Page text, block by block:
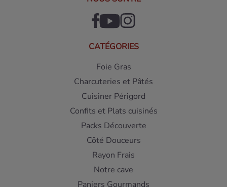
CATÉGORIES
Foie Gras
Charcuteries et Pâtés
Cuisiner Périgord
Confits et Plats cuisinés
Packs Découverte
Côté Douceurs
Rayon Frais
Notre cave
Paniers Gourmands